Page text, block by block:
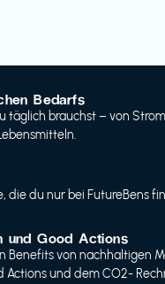
Bedarfs
täglich brauchst – von
die du nur bei FutureBens
und Good Actions
Benefits von nachhaltigen
Actions und dem CO2-